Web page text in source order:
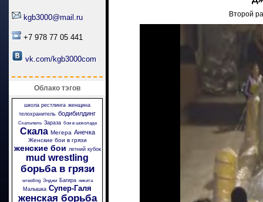
kgb3000@mail.ru
+7 978 77 05 441
vk.com/kgb3000com
Облако тэгов
школа рестлинга женщина
телохранитель бодибилдинг
Скальпель Зараза бои в шоколаде
Скала Мегера Анечка
Женские бои в грязи
женские бои летний кубок
mud wrestling
борьба в грязи
wrestling Энджи Багира никита
Малышка Супер-Галя
женская борьба
Второй